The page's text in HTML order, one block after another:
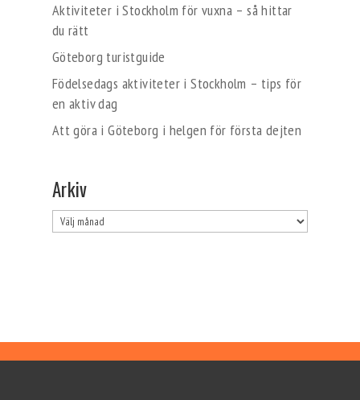
Aktiviteter i Stockholm för vuxna – så hittar
du rätt
Göteborg turistguide
Födelsedags aktiviteter i Stockholm – tips för
en aktiv dag
Att göra i Göteborg i helgen för första dejten
Arkiv
Arkiv